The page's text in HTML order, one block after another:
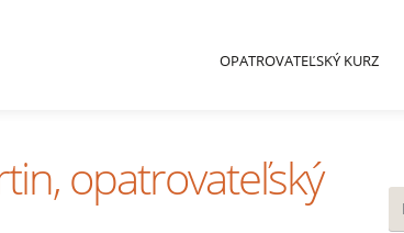
OPATROVATEĽSKÝ KURZ
opatrovateľský